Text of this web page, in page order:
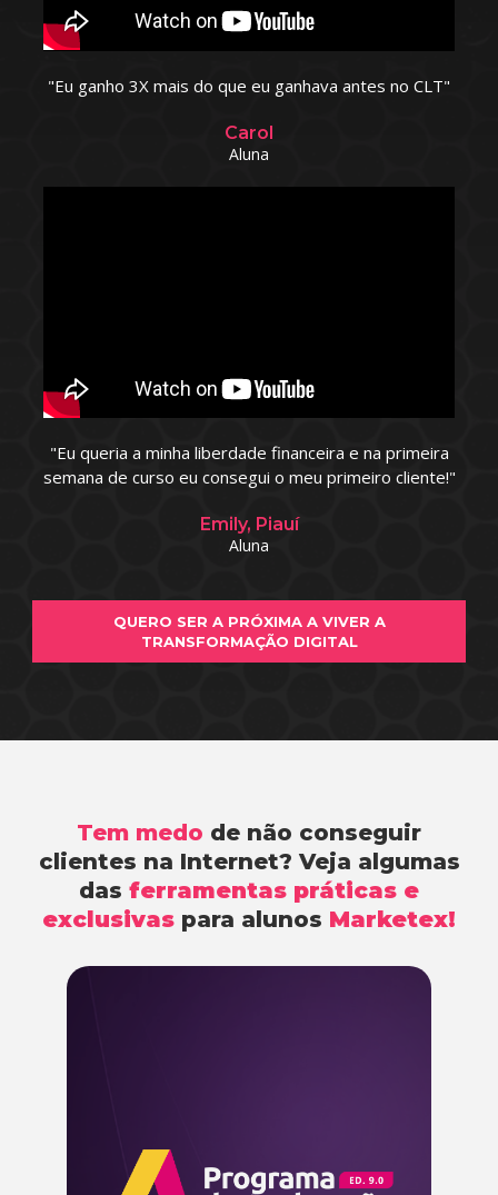
"Eu ganho 3X mais do que eu ganhava antes no CLT"
Carol
Aluna
"Eu queria a minha liberdade financeira e na primeira
semana de curso eu consegui o meu primeiro cliente!"
Emily, Piauí
Aluna
QUERO SER A PRÓXIMA A VIVER A
TRANSFORMAÇÃO DIGITAL
Tem medo de não conseguir
clientes na Internet? Veja algumas
das ferramentas práticas e
exclusivas para alunos Marketex!